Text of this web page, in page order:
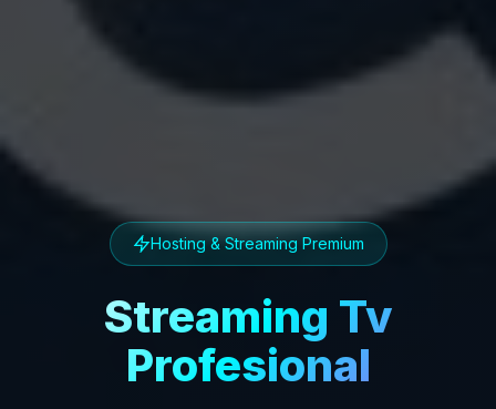
Hosting & Streaming Premium
Streaming Tv
Profesional